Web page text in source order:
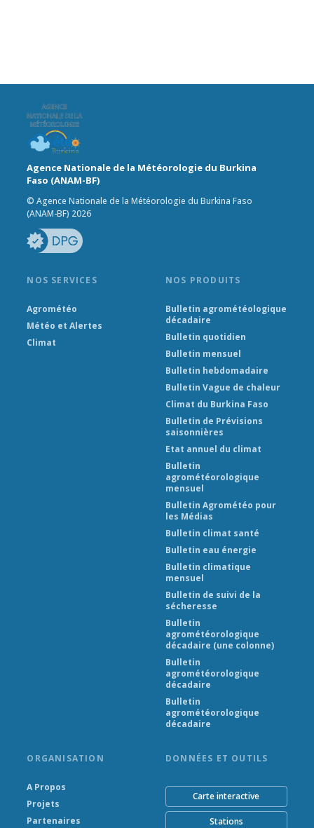
Agence Nationale de la Météorologie du Burkina
Faso (ANAM-BF)
© Agence Nationale de la Météorologie du Burkina Faso
(ANAM-BF) 2026
NOS SERVICES
Agrométéo
Météo et Alertes
Climat
NOS PRODUITS
Bulletin agrométéologique
décadaire
Bulletin quotidien
Bulletin mensuel
Bulletin hebdomadaire
Bulletin Vague de chaleur
Climat du Burkina Faso
Bulletin de Prévisions
saisonnières
Etat annuel du climat
Bulletin
agrométéorologique
mensuel
Bulletin Agrométéo pour
les Médias
Bulletin climat santé
Bulletin eau énergie
Bulletin climatique
mensuel
Bulletin de suivi de la
sécheresse
Bulletin
agrométéorologique
décadaire (une colonne)
Bulletin
agrométéorologique
décadaire
Bulletin
agrométéorologique
décadaire
ORGANISATION
A Propos
Projets
Partenaires
DONNÉES ET OUTILS
Carte interactive
Stations